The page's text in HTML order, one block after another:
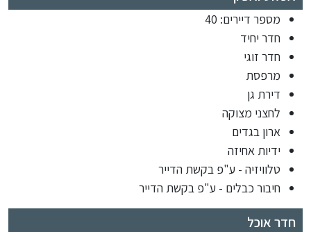
מספר דיירים: 40
חדר יחיד
חדר זוגי
מרפסת
דירת גן
לחצני מצוקה
ארון בגדים
ידיות אחיזה
טלוויזיה - ע"פ בקשת הדייר
חיבור כבלים - ע"פ בקשת הדייר
חדר אוכל